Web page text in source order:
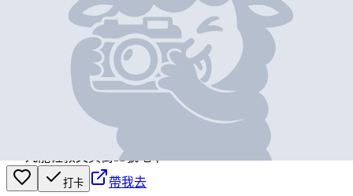
九龍佐敦文英街33號地下
打卡 帶我去